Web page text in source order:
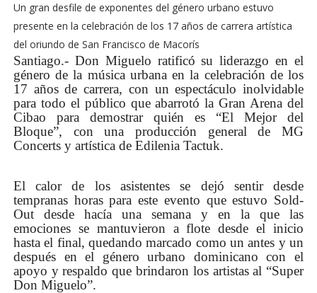
Un gran desfile de exponentes del género urbano estuvo
presente en la celebración de los 17 años de carrera artística
del oriundo de San Francisco de Macorís
Santiago.- Don Miguelo ratificó su liderazgo en el
género de la música urbana en la celebración de los
17 años de carrera, con un espectáculo inolvidable
para todo el público que abarrotó la Gran Arena del
Cibao para demostrar quién es “El Mejor del
Bloque”, con una producción general deMG
Concerts y artística de Edilenia Tactuk.
El calor de los asistentes se dejó sentir desde
tempranas horas para este evento que estuvo Sold-
Out desde hacía una semana y en la que las
emociones se mantuvieron a flote desde el inicio
hasta el final, quedando marcado como un antes y un
después en el género urbano dominicano con el
apoyo y respaldo que brindaron los artistas al “Super
Don Miguelo”.